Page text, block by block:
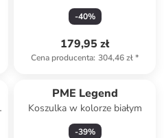
-40%
179,95 zł
Cena producenta: 304,46 zł*
PME Legend
Koszulka w kolorze białym
-39%